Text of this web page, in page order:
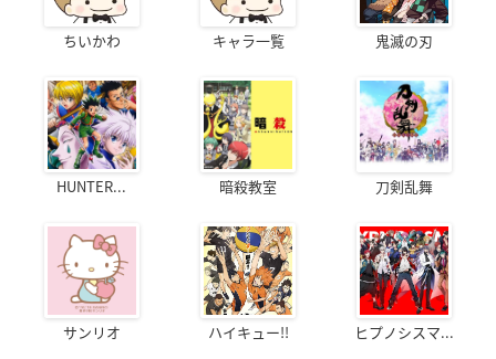
ちいかわ キャラ一覧 鬼滅の刃
HUNTER... 暗殺教室 刀剣乱舞
サンリオ ハイキュー!! ヒプノシスマ...